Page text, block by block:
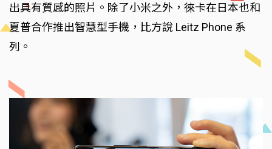
出具有質感的照片。除了小米之外，徠卡在日本也和
夏普合作推出智慧型手機，比方說 Leitz Phone 系
列。